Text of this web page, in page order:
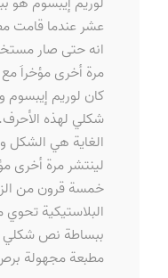
عشر عندما قامت
انه حتى صار
مرة أخرى مؤخراَ
كان لوريم
شكلي لهذه
الغاية هي الشكل
لينتشر مرة أخرى
خمسة قرون من
البلاستيكية
ببساطة نص شكلي
مطبعة مجهولة